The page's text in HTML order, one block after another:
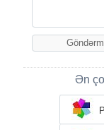
Ən